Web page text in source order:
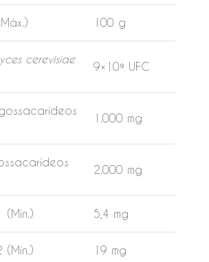
100 g
cerevisiae
9×10⁹ UFC
1.000 mg
2.000 mg
(Mín.) 5,4 mg
(Mín.) 19 mg